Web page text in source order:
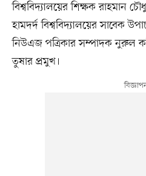
বিশ্ববিদ্যালয়ের শিক্ষক রাহমান
হামদর্দ বিশ্ববিদ্যালয়ের সাবেক
নিউএজ পত্রিকার সম্পাদক নুরুল
তুষার প্রমুখ।